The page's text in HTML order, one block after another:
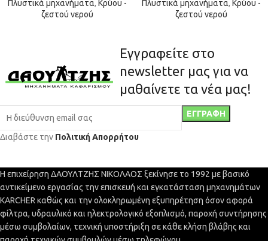
Πλυστικά μηχανήματα, Κρύου -
ζεστού νερού
Πλυστικά μηχανήματα, Κρύου -
ζεστού νερού
Εγγραφείτε στο
newsletter μας για να
μαθαίνετε τα νέα μας!
Διαβάστε την Πολιτική Απορρήτου
Η επιχείρηση ΔΑΟΥΛΤΖΗΣ ΝΙΚΟΛΑΟΣ ξεκίνησε το 1992 με βασικό
αντικείμενο εργασίας την επισκευή και εγκατάσταση μηχανημάτων
KARCHER καθώς και την ολοκληρωμένη εξυπηρέτηση όσον αφορά
φίλτρα, υδραυλικό και ηλεκτρολογικό εξοπλισμό, παροχή συντήρησης
μέσω συμβολαίων, τεχνική υποστήριξη σε κάθε κλήση βλάβης και